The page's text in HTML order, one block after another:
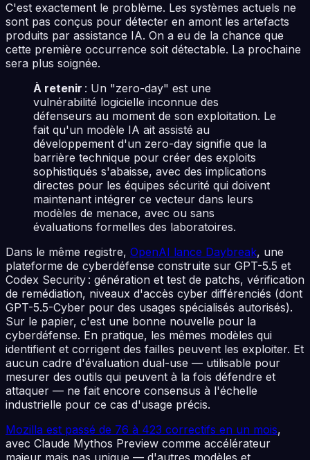
C'est exactement le problème. Les systèmes actuels ne
sont pas conçus pour détecter en amont les artefacts
produits par assistance IA. On a eu de la chance que
cette première occurrence soit détectable. La prochaine
sera plus soignée.
À retenir : Un "zero-day" est une
vulnérabilité logicielle inconnue des
défenseurs au moment de son exploitation. Le
fait qu'un modèle IA ait assisté au
développement d'un zero-day signifie que la
barrière technique pour créer des exploits
sophistiqués s'abaisse, avec des implications
directes pour les équipes sécurité qui doivent
maintenant intégrer ce vecteur dans leurs
modèles de menace, avec ou sans
évaluations formelles des laboratoires.
Dans le même registre, OpenAI lance Daybreak, une
plateforme de cyberdéfense construite sur GPT-5.5 et
Codex Security : génération et test de patchs, vérification
de remédiation, niveaux d'accès cyber différenciés (dont
GPT-5.5-Cyber pour des usages spécialisés autorisés).
Sur le papier, c'est une bonne nouvelle pour la
cyberdéfense. En pratique, les mêmes modèles qui
identifient et corrigent des failles peuvent les exploiter. Et
aucun cadre d'évaluation dual-use — utilisable pour
mesurer des outils qui peuvent à la fois défendre et
attaquer — ne fait encore consensus à l'échelle
industrielle pour ce cas d'usage précis.
Mozilla est passé de 76 à 423 correctifs en un mois,
avec Claude Mythos Preview comme accélérateur